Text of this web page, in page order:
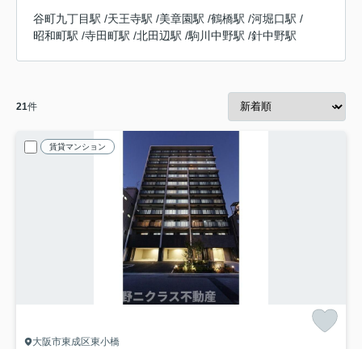
谷町九丁目駅 /天王寺駅 /美章園駅 /鶴橋駅 /河堀口駅 /
昭和町駅 /寺田町駅 /北田辺駅 /駒川中野駅 /針中野駅
21件
賃貸マンション
大阪市東成区東小橋